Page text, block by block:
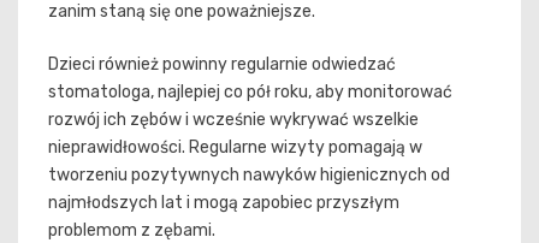
zanim staną się one poważniejsze.
Dzieci również powinny regularnie odwiedzać
stomatologa, najlepiej co pół roku, aby monitorować
rozwój ich zębów i wcześnie wykrywać wszelkie
nieprawidłowości. Regularne wizyty pomagają w
tworzeniu pozytywnych nawyków higienicznych od
najmłodszych lat i mogą zapobiec przyszłym
problemom z zębami.